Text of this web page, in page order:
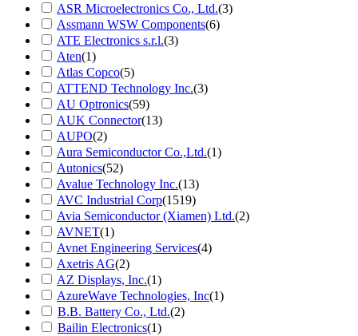
ASR Microelectronics Co., Ltd.(3)
Assmann WSW Components(6)
ATE Electronics s.r.l.(3)
Aten(1)
Atlas Copco(5)
ATTEND Technology Inc.(3)
AU Optronics(59)
AUK Connector(13)
AUPO(2)
Aura Semiconductor Co.,Ltd.(1)
Autonics(52)
Avalue Technology Inc.(13)
AVC Industrial Corp(1519)
Avia Semiconductor (Xiamen) Ltd.(2)
AVNET(1)
Avnet Engineering Services(4)
Axetris AG(2)
AZ Displays, Inc.(1)
AzureWave Technologies, Inc(1)
B.B. Battery Co., Ltd.(2)
Bailin Electronics(1)